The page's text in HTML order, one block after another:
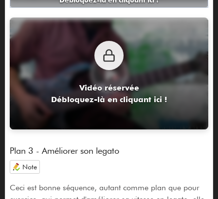
Vidéo réservée
Débloquez-là en cliquant ici !
Plan 3 - Améliorer son legato
Note
Ceci est bonne séquence, autant comme plan que pour